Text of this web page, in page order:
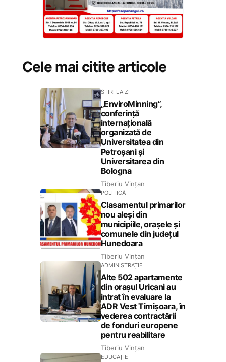
Cele mai citite articole
STIRI LA ZI
„EnviroMinning”,
conferință
internațională
organizată de
Universitatea din
Petroșani și
Universitarea din
Bologna
Tiberiu Vințan
POLITICĂ
Clasamentul primarilor
nou aleși din
municipiile, orașele și
comunele din județul
Hunedoara
Tiberiu Vințan
ADMINISTRAȚIE
Alte 502 apartamente
din orașul Uricani au
intrat în evaluare la
ADR Vest Timișoara, în
vederea contractării
de fonduri europene
pentru reabilitare
Tiberiu Vințan
EDUCAȚIE